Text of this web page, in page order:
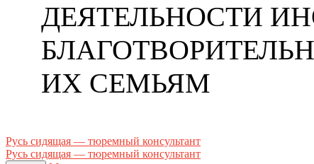
ДЕЯТЕЛЬНОСТИ
ИХ СЕМЬЯМ
Русь сидящая — тюремный консультант
Русь сидящая — тюремный консультант